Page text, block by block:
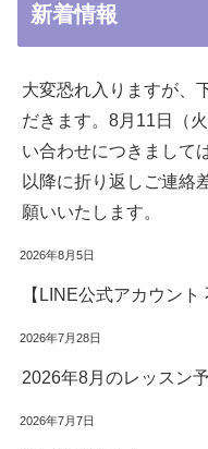
新着情報
大変恐れ入りますが、
だきます。8月11日（
い合わせにつきまして
以降に折り返しご連絡
願いいたします。
2026年8月5日
【LINE公式アカウント
2026年7月28日
2026年8月のレッスン
2026年7月7日